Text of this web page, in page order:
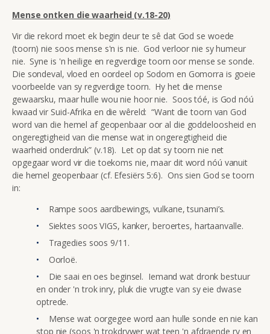
Mense ontken die waarheid (v.18-20)
Vir die rekord moet ek begin deur te sê dat God se woede
(toorn) nie soos mense s'n is nie. God verloor nie sy humeur
nie. Syne is 'n heilige en regverdige toorn oor mense se sonde.
Die sondeval, vloed en oordeel op Sodom en Gomorra is goeie
voorbeelde van sy regverdige toorn. Hy het die mense
gewaarsku, maar hulle wou nie hoor nie. Soos tóé, is God nóú
kwaad vir Suid-Afrika en die wêreld: “Want die toorn van God
word van die hemel af geopenbaar oor al die goddeloosheid en
ongeregtigheid van die mense wat in ongeregtigheid die
waarheid onderdruk” (v.18). Let op dat sy toorn nie net
opgegaar word vir die toekoms nie, maar dit word nóú vanuit
die hemel geopenbaar (cf. Efesiërs 5:6). Ons sien God se toorn
in:
Rampe soos aardbewings, vulkane, tsunami’s.
Siektes soos VIGS, kanker, beroertes, hartaanvalle.
Tragedies soos 9/11.
Oorloë.
Die saai en oes beginsel. Iemand wat dronk bestuur
en onder 'n trok inry, pluk die vrugte van sy eie dwase
optrede.
Mense wat oorgegee word aan hulle sonde en nie kan
stop nie (soos 'n trokdrywer wat teen 'n afdraende ry en